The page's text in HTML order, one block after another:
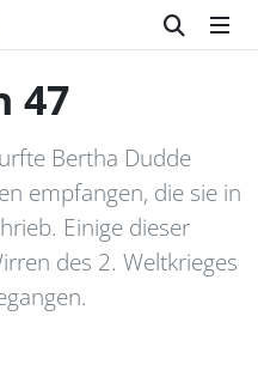
47
Bertha Dudde
empfangen, die sie in
Einige dieser
des 2. Weltkrieges